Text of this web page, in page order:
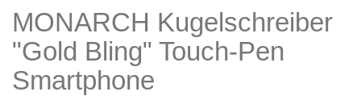
MONARCH Kugelschreiber
"Gold Bling" Touch-Pen
Smartphone